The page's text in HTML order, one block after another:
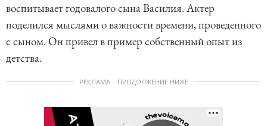
воспитывает годовалого сына Василия. Актер
поделился мыслями о важности времени, проведенного
с сыном. Он привел в пример собственный опыт из
детства.
РЕКЛАМА – ПРОДОЛЖЕНИЕ НИЖЕ